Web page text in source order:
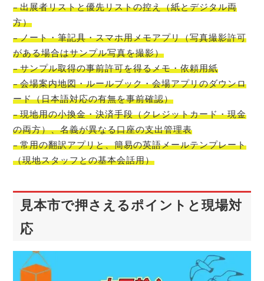
– 出展者リストと優先リストの控え（紙とデジタル両
方）
– ノート・筆記具・スマホ用メモアプリ（写真撮影許可
がある場合はサンプル写真を撮影）
– サンプル取得の事前許可を得るメモ・依頼用紙
– 会場案内地図・ルールブック・会場アプリのダウンロ
ード（日本語対応の有無を事前確認）
– 現地用の小換金・決済手段（クレジットカード・現金
の両方）、名義が異なる口座の支出管理表
– 常用の翻訳アプリと、簡易の英語メールテンプレート
（現地スタッフとの基本会話用）
見本市で押さえるポイントと現場対
応